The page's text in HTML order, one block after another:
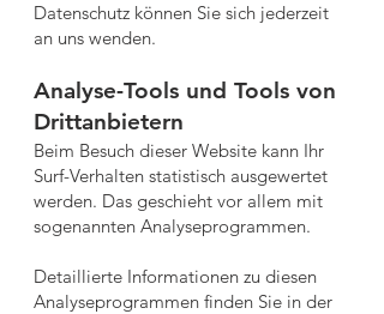
Datenschutz können Sie sich jederzeit
an uns wenden.
Analyse-Tools und Tools von
Drittanbietern
Beim Besuch dieser Website kann Ihr
Surf-Verhalten statistisch ausgewertet
werden. Das geschieht vor allem mit
sogenannten Analyseprogrammen.
Detaillierte Informationen zu diesen
Analyseprogrammen finden Sie in der